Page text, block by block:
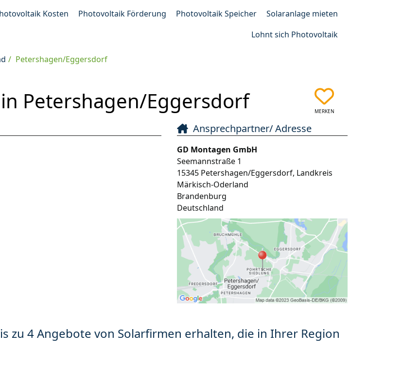
Kosten Photovoltaik Förderung Photovoltaik Speicher
Solaranlage mieten
Lohnt sich Photovoltaik
Petershagen/Eggersdorf
Petershagen/Eggersdorf MERKEN
Ansprechpartner/ Adresse
GD Montagen GmbH
Seemannstraße 1
15345 Petershagen/Eggersdorf, Landkreis
Märkisch-Oderland
Brandenburg
Deutschland
zu 4 Angebote von Solarfirmen erhalten, die in Ihrer Region